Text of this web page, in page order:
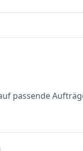
passende